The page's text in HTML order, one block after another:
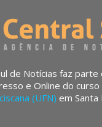
de Notícias faz
e Online do curso
(UFN) em Santa